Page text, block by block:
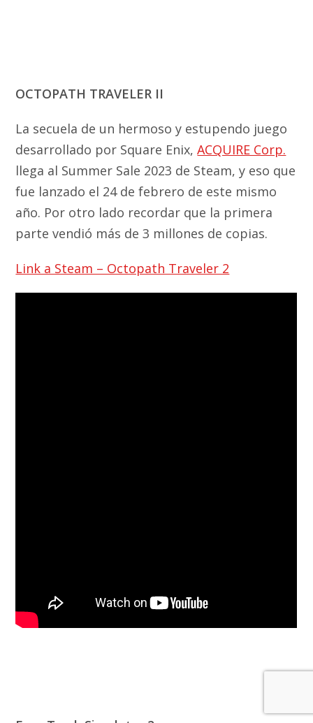
OCTOPATH TRAVELER II
La secuela de un hermoso y estupendo juego
desarrollado por Square Enix,ACQUIRE Corp.
llega al Summer Sale 2023 de Steam, y eso que
fue lanzado el 24 de febrero de este mismo
año. Por otro lado recordar que la primera
parte vendió más de 3 millones de copias.
Link a Steam – Octopath Traveler 2